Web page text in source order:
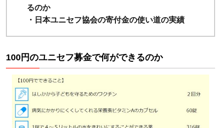
るのか
・日本ユニセフ協会の寄付金の使い道の実績
100円のユニセフ募金で何ができるのか